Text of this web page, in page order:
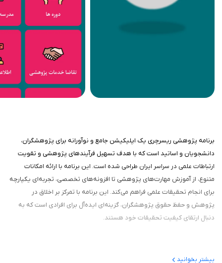
برنامه پژوهشی ریسرچری یک اپلیکیشن جامع و نوآورانه برای پژوهشگران،
دانشجویان و اساتید است که با هدف تسهیل فرآیندهای پژوهشی و تقویت
ارتباطات علمی در سراسر ایران طراحی شده است. این برنامه با ارائه امکانات
متنوع، از آموزش مهارت‌های پژوهشی تا افزونه‌های تخصصی، تجربه‌ای یکپارچه
برای انجام تحقیقات علمی فراهم می‌کند. این برنامه با تمرکز بر اخلاق در
پژوهش و حفظ حقوق پژوهشگران، گزینه‌ای ایده‌آل برای افرادی است که به
دنبال ارتقای کیفیت تحقیقات خود هستند.
درباره برنامه
بیشتر بخوانید